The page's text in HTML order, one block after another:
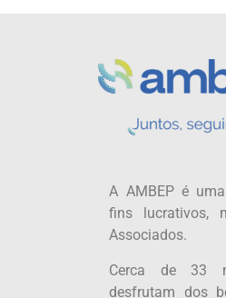
A AMBEP é
fins lucrativos,
Associados.
Cerca de 33
desfrutam dos